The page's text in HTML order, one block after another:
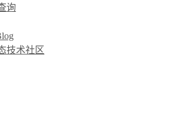
询
技术社区